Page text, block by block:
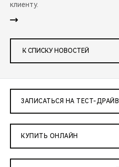
клиенту.
К СПИСКУ НОВОСТЕЙ
ЗАПИСАТЬСЯ НА ТЕСТ-ДРАЙВ
КУПИТЬ ОНЛАЙН